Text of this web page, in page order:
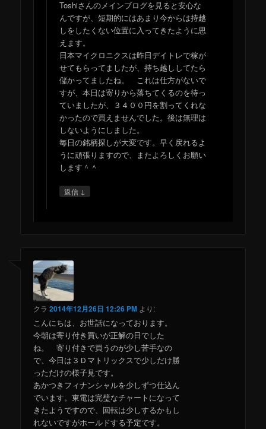
Toshiさんのメインブログを見ると安心な
んですが、短期的にはあまり今からは持越
しをしたくない位置に入ってきたように思
えます。
日本マイクロニクスは昨日デイトレで稼が
せてもらってましたが、持ち越ししてたら
儲かってましたね。 これは仕方がないで
すが、本日は寄りから落ちてくるのを待っ
ていましたが、３４００円を割ってくれな
かったので買えませんでした。後は無理は
しないようにしました。
毎日の銘柄探しが大変です。早く戻れるよ
うに頑張りますので、またよろしくお願い
します＾＾
返信 ↓
クラ 2014年12月26日 12:26 PM より:
こんにちは、お世話になっております。
今朝は寄り付き買いが正解の日でした
ね。 寄り付きで買うのが少し苦手なの
で、今日は３Ｄマトリックスで少しだけ勝
っただけの様子見です。
あかつきフィナンシャルを少しずつ仕込ん
でいます。東電は完璧なチャートになって
きたようですので、回転は少しするかもし
れないですがホールドする予定です。